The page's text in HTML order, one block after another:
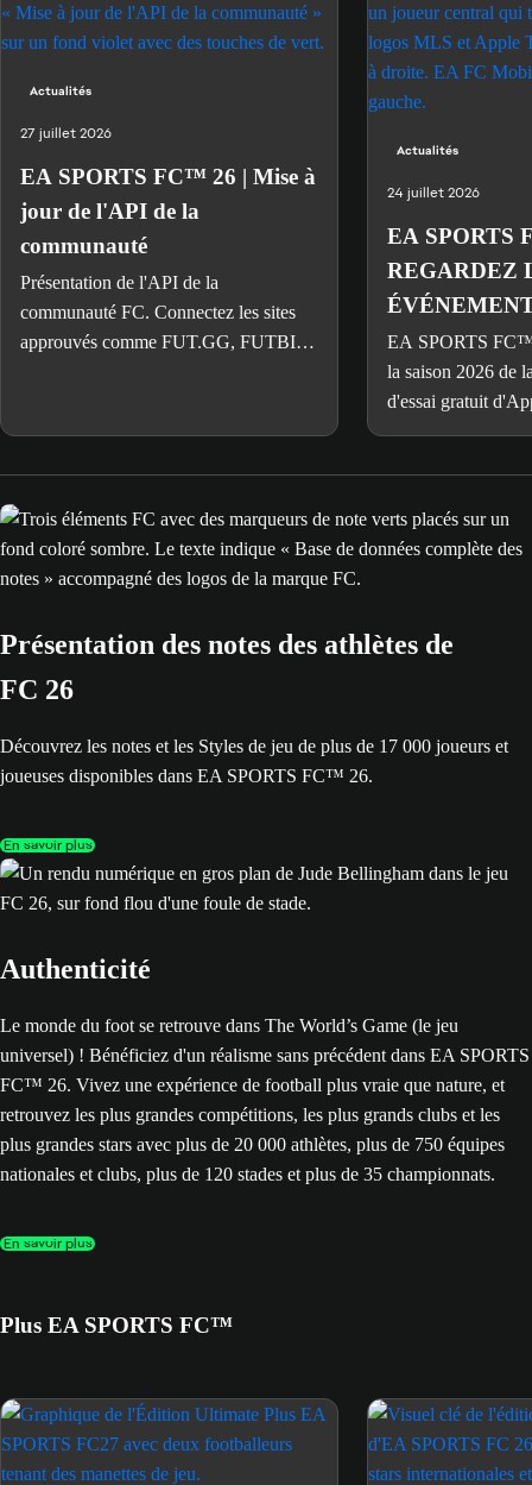
Actualités
27 juillet 2026
EA SPORTS FC™ 26 | Mise à
jour de l'API de la
communauté
Présentation de l'API de la
communauté FC. Connectez les sites
approuvés comme FUT.GG, FUTBIN
Actualités
24 juillet 2026
EA SPORTS
REGARDEZ
STAR MLS
DANS FCM
EA SPORTS
la saison 2026 de
d'essai gratuit
matchs de MLS
Présentation des notes des athlètes de
FC 26
Découvrez les notes et les Styles de jeu de plus de 17 000 joueurs et
joueuses disponibles dans EA SPORTS FC™ 26.
En savoir plus
Authenticité
Le monde du foot se retrouve dans The World’s Game (le jeu
universel) ! Bénéficiez d'un réalisme sans précédent dans EA SPORTS
FC™ 26. Vivez une expérience de football plus vraie que nature, et
retrouvez les plus grandes compétitions, les plus grands clubs et les
plus grandes stars avec plus de 20 000 athlètes, plus de 750 équipes
nationales et clubs, plus de 120 stades et plus de 35 championnats.
En savoir plus
Plus EA SPORTS FC™